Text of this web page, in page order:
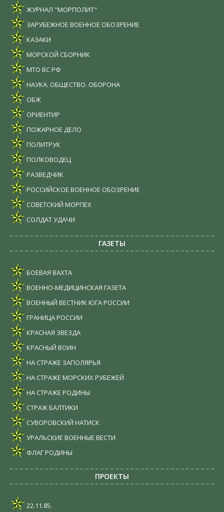
ЖУРНАЛ "МОРПОЛИТ"
ЗАРУБЕЖНОЕ ВОЕННОЕ ОБОЗРЕНИЕ
КАЗАКИ
МОРСКОЙ СБОРНИК
МТО ВС РФ
НАУКА. ОБЩЕСТВО. ОБОРОНА
ОБЖ
ОРИЕНТИР
ПОЖАРНОЕ ДЕЛО
ПОЛИТРУК
ПОЛКОВОДЕЦ
РАЗВЕДЧИК
РОССИЙСКОЕ ВОЕННОЕ ОБОЗРЕНИЕ
СОВЕТСКИЙ МОРПЕХ
СОЛДАТ УДАЧИ
ГАЗЕТЫ
БОЕВАЯ ВАХТА
ВОЕННО-МЕДИЦИНСКАЯ ГАЗЕТА
ВОЕННЫЙ ВЕСТНИК ЮГА РОССИИ
ГРАНИЦА РОССИИ
КРАСНАЯ ЗВЕЗДА
КРАСНЫЙ ВОИН
НА СТРАЖЕ ЗАПОЛЯРЬЯ
НА СТРАЖЕ МОРСКИХ РУБЕЖЕЙ
НА СТРАЖЕ РОДИНЫ
СТРАЖ БАЛТИКИ
СУВОРОВСКИЙ НАТИСК
УРАЛЬСКИЕ ВОЕННЫЕ ВЕСТИ
ФЛАГ РОДИНЫ
ПРОЕКТЫ
22.11.85.